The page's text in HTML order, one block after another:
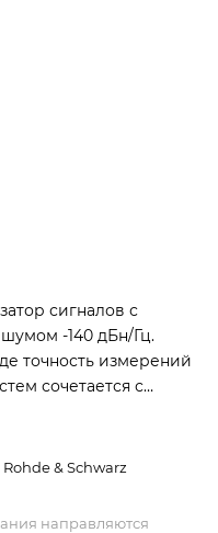
сигналов с
-140 дБн/Гц.
точность измерений
сочетается с
-169 дБмВт
& Schwarz
направляются